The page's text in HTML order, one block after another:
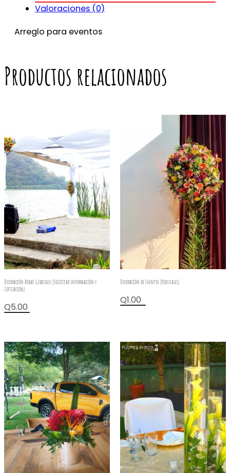
Valoraciones (0)
Arreglo para eventos
Productos relacionados
Decoración Bodas Girasoles (Solicitar información y
Cotización)
Q5.00
Decoración de Eventos (Pedestales)
Q1.00